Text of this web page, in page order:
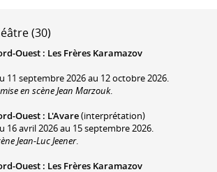
(30)
Ouest : Les Frères Karamazov
11 septembre 2026 au 12 octobre 2026.
en scène Jean Marzouk.
Ouest : L'Avare(interprétation)
16 avril 2026 au 15 septembre 2026.
Jean-Luc Jeener.
Ouest : Les Frères Karamazov